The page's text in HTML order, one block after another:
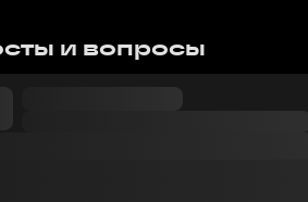
и вопросы